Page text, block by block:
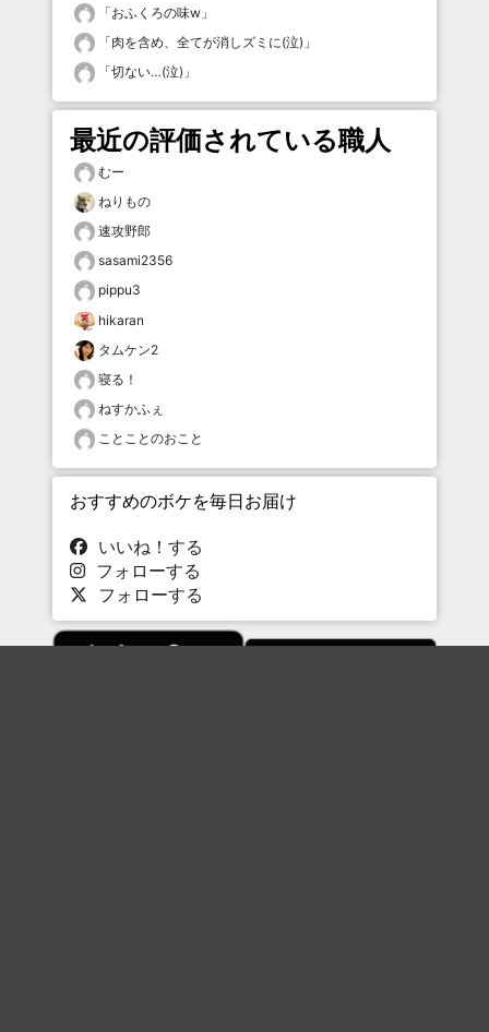
「おふくろの味w 」
「肉を含め、全てが消しズミに(泣) 」
「切ない…(泣) 」
最近の評価されている職人
むー
ねりもの
速攻野郎
sasami2356
pippu3
hikaran
タムケン2
寝る！
ねすかふぇ
ことことのおこと
おすすめのボケを毎日お届け
いいね！する
フォローする
フォローする